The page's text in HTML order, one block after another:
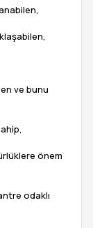
ve bunu
önem
odaklı